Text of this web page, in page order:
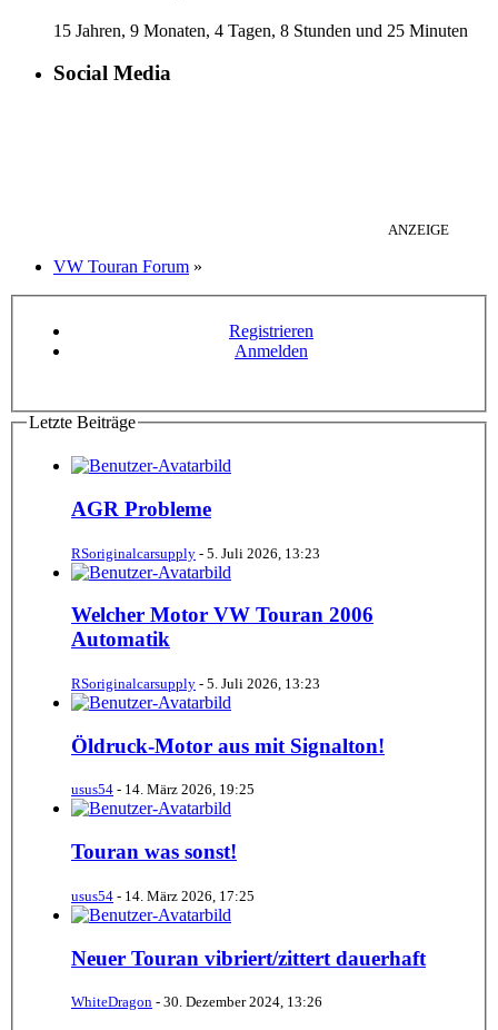
15 Jahren, 9 Monaten, 4 Tagen, 8 Stunden und 25 Minuten
Social Media
ANZEIGE
VW Touran Forum »
Registrieren
Anmelden
Letzte Beiträge
AGR Probleme
RSoriginalcarsupply - 5. Juli 2026, 13:23
Welcher Motor VW Touran 2006
Automatik
RSoriginalcarsupply - 5. Juli 2026, 13:23
Öldruck-Motor aus mit Signalton!
usus54 - 14. März 2026, 19:25
Touran was sonst!
usus54 - 14. März 2026, 17:25
Neuer Touran vibriert/zittert dauerhaft
WhiteDragon - 30. Dezember 2024, 13:26